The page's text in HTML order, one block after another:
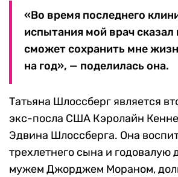
«Во время последнего
испытания мой врач сказал
сможет сохранить мне
на год», — поделилась она.
Татьяна Шлоссберг является
экс-посла США Кэролайн
Эдвина Шлоссберга. Она
трехлетнего сына и годовалую
мужем Джорджем Мораном,